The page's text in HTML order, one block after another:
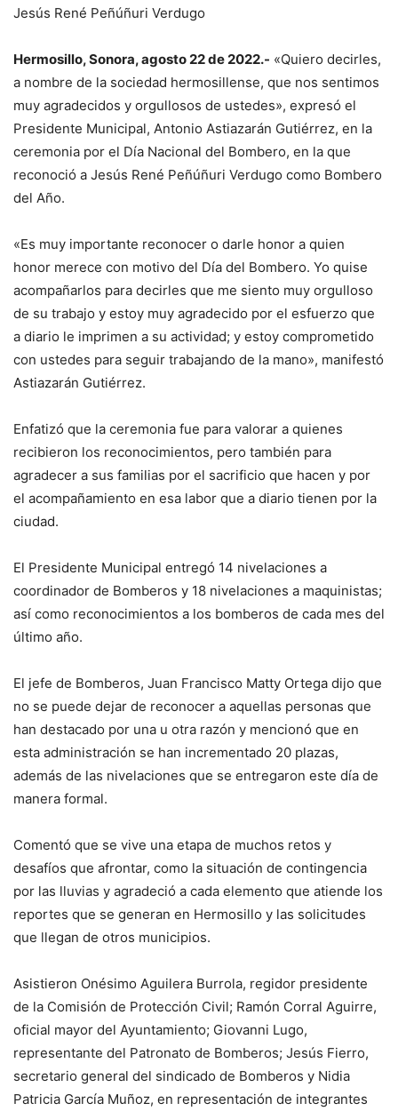
Jesús René Peñúñuri Verdugo
Hermosillo, Sonora, agosto 22 de 2022.- «Quiero decirles,
a nombre de la sociedad hermosillense, que nos sentimos
muy agradecidos y orgullosos de ustedes», expresó el
Presidente Municipal, Antonio Astiazarán Gutiérrez, en la
ceremonia por el Día Nacional del Bombero, en la que
reconoció a Jesús René Peñúñuri Verdugo como Bombero
del Año.
«Es muy importante reconocer o darle honor a quien
honor merece con motivo del Día del Bombero. Yo quise
acompañarlos para decirles que me siento muy orgulloso
de su trabajo y estoy muy agradecido por el esfuerzo que
a diario le imprimen a su actividad; y estoy comprometido
con ustedes para seguir trabajando de la mano», manifestó
Astiazarán Gutiérrez.
Enfatizó que la ceremonia fue para valorar a quienes
recibieron los reconocimientos, pero también para
agradecer a sus familias por el sacrificio que hacen y por
el acompañamiento en esa labor que a diario tienen por la
ciudad.
El Presidente Municipal entregó 14 nivelaciones a
coordinador de Bomberos y 18 nivelaciones a maquinistas;
así como reconocimientos a los bomberos de cada mes del
último año.
El jefe de Bomberos, Juan Francisco Matty Ortega dijo que
no se puede dejar de reconocer a aquellas personas que
han destacado por una u otra razón y mencionó que en
esta administración se han incrementado 20 plazas,
además de las nivelaciones que se entregaron este día de
manera formal.
Comentó que se vive una etapa de muchos retos y
desafíos que afrontar, como la situación de contingencia
por las lluvias y agradeció a cada elemento que atiende los
reportes que se generan en Hermosillo y las solicitudes
que llegan de otros municipios.
Asistieron Onésimo Aguilera Burrola, regidor presidente
de la Comisión de Protección Civil; Ramón Corral Aguirre,
oficial mayor del Ayuntamiento; Giovanni Lugo,
representante del Patronato de Bomberos; Jesús Fierro,
secretario general del sindicado de Bomberos y Nidia
Patricia García Muñoz, en representación de integrantes